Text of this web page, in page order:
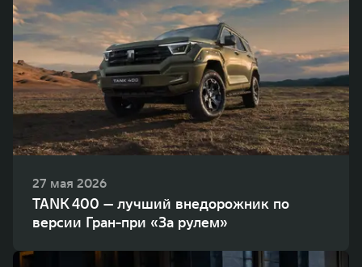
27 мая 2026
TANK 400 — лучший внедорожник по
версии Гран-при «За рулем»